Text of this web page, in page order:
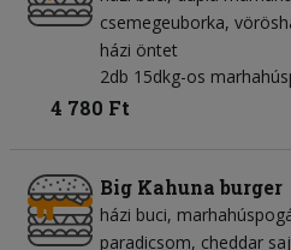
csemegeuborka
házi öntet
2db 15dkg-os
4 780 Ft
Big Kahuna burger
házi buci
paradicsom cheddar